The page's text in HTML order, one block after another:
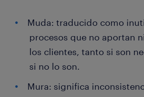
Muda: traducido como
procesos que no aportan
los clientes, tanto si son
si no lo son.
Mura: significa